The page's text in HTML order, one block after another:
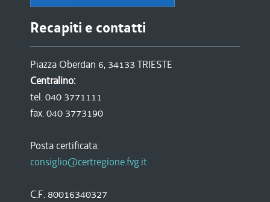
Recapiti e contatti
Piazza Oberdan 6, 34133 TRIESTE
Centralino:
tel. 040 3771111
fax. 040 3773190
Posta certificata:
consiglio@certregione.fvg.it
C.F. 80016340327